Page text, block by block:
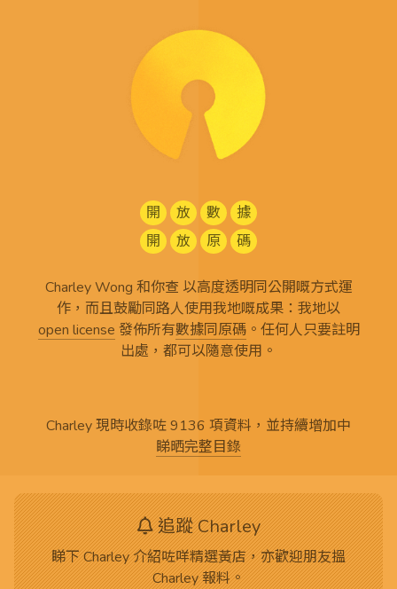
開 放 數
據
開
放 原 碼
Charley Wong 和你查 以高度透明同公開嘅方式運
作，而且鼓勵同路人使用我地嘅成果：我地以
open license 發佈所有數據同原碼。任何人只要註明
出處，都可以隨意使用。
Charley 現時收錄咗 9136 項資料，並持續增加中
睇晒完整目錄
追蹤 Charley
睇下 Charley 介紹咗咩精選黃店，亦歡迎朋友搵
Charley 報料。